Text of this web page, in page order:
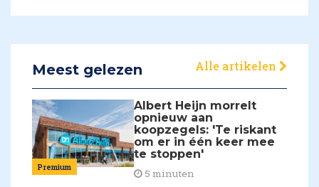
Meest gelezen Alle artikelen
Premium
Albert Heijn morrelt
opnieuw aan
koopzegels: 'Te riskant
om er in één keer mee
te stoppen'
5 minuten